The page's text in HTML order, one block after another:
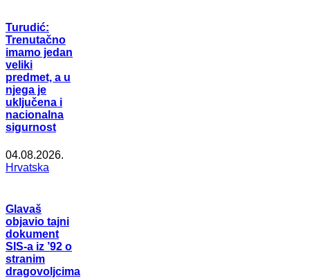
Turudić:
Trenutačno
imamo jedan
veliki
predmet, a u
njega je
uključena i
nacionalna
sigurnost
04.08.2026.
Hrvatska
Glavaš
objavio tajni
dokument
SIS-a iz ’92 o
stranim
dragovoljcima